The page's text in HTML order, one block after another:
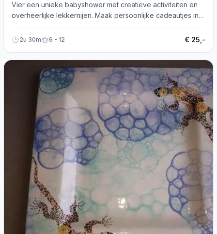
Vier een unieke babyshower met creatieve activiteiten en
overheerlijke lekkernijen. Maak persoonlijke cadeautjes in
2u 30m 6 - 12 € 25,-